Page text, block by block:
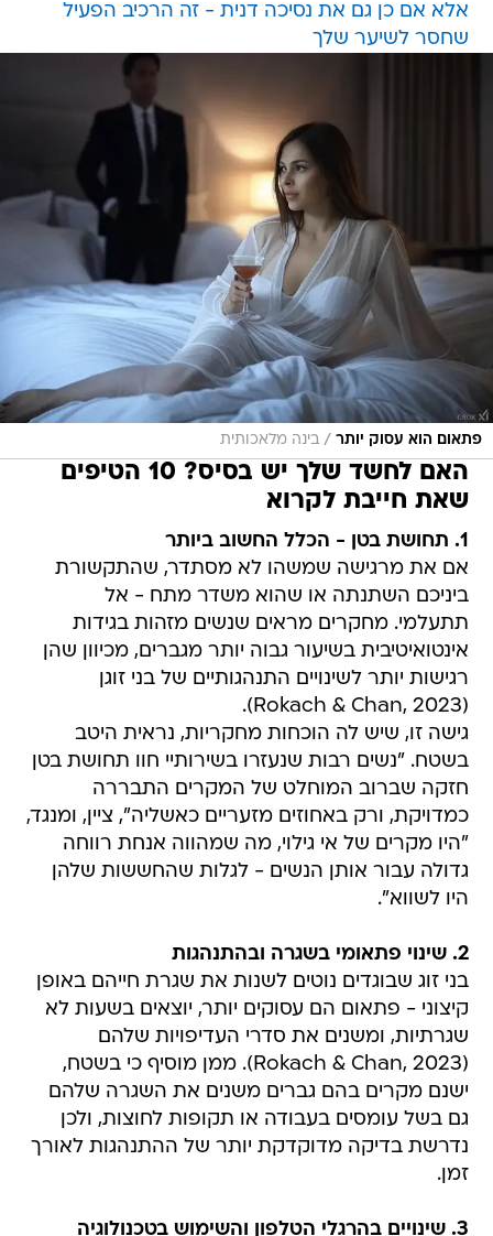
אלא אם כן גם את נסיכה דנית - זה הרכיב הפעיל
שחסר לשיער שלך
פתאום הוא עסוק יותר / בינה מלאכותית
האם לחשד שלך יש בסיס? 10 הטיפים
שאת חייבת לקרוא
1. תחושת בטן - הכלל החשוב ביותר
אם את מרגישה שמשהו לא מסתדר, שהתקשורת
ביניכם השתנתה או שהוא משדר מתח - אל
תתעלמי. מחקרים מראים שנשים מזהות בגידות
אינטואיטיבית בשיעור גבוה יותר מגברים, מכיוון שהן
רגישות יותר לשינויים התנהגותיים של בני זוגן
(Rokach & Chan, 2023).
גישה זו, שיש לה הוכחות מחקריות, נראית היטב
בשטח. "נשים רבות שנעזרו בשירותיי חוו תחושת בטן
חזקה שברוב המוחלט של המקרים התבררה
כמדויקת, ורק באחוזים מזעריים כאשליה", ציין, ומנגד,
"היו מקרים של אי גילוי, מה שמהווה אנחת רווחה
גדולה עבור אותן הנשים - לגלות שהחששות שלהן
היו לשווא".
2. שינוי פתאומי בשגרה ובהתנהגות
בני זוג שבוגדים נוטים לשנות את שגרת חייהם באופן
קיצוני - פתאום הם עסוקים יותר, יוצאים בשעות לא
שגרתיות, ומשנים את סדרי העדיפויות שלהם
(Rokach & Chan, 2023). ממן מוסיף כי בשטח,
ישנם מקרים בהם גברים משנים את השגרה שלהם
גם בשל עומסים בעבודה או תקופות לחוצות, ולכן
נדרשת בדיקה מדוקדקת יותר של ההתנהגות לאורך
זמן.
3. שינויים בהרגלי הטלפון והשימוש בטכנולוגיה